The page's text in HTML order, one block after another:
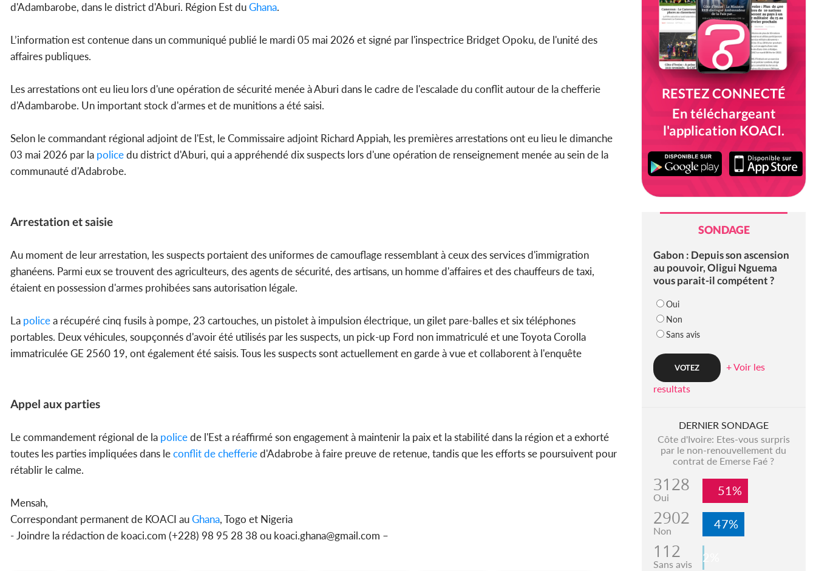
d'Adambarobe, dans le district d'Aburi. Région Est duGhana.
L’information est contenue dans un communiqué publié le mardi 05 mai 2026 et signé par l'inspectrice Bridget Opoku, de l'unité des
affaires publiques.
Les arrestations ont eu lieu lors d'une opération de sécurité menée à Aburi dans le cadre de l'escalade du conflit autour de la chefferie
d'Adambarobe. Un important stock d'armes et de munitions a été saisi.
Selon le commandant régional adjoint de l'Est, le Commissaire adjoint Richard Appiah, les premières arrestations ont eu lieu le dimanche
03 mai 2026 par la policedu district d'Aburi, qui a appréhendé dix suspects lors d'une opération de renseignement menée au sein de la
communauté d'Adabrobe.
Arrestation et saisie
Au moment de leur arrestation, les suspects portaient des uniformes de camouflage ressemblant à ceux des services d'immigration
ghanéens. Parmi eux se trouvent des agriculteurs, des agents de sécurité, des artisans, un homme d'affaires et des chauffeurs de taxi,
étaient en possession d'armes prohibées sans autorisation légale.
La policea récupéré cinq fusils à pompe, 23 cartouches, un pistolet à impulsion électrique, un gilet pare-balles et six téléphones
portables. Deux véhicules, soupçonnés d'avoir été utilisés par les suspects, un pick-up Ford non immatriculé et une Toyota Corolla
immatriculée GE 2560 19, ont également été saisis. Tous les suspects sont actuellement en garde à vue et collaborent à l'enquête
Appel aux parties
Le commandement régional de la policede l'Est a réaffirmé son engagement à maintenir la paix et la stabilité dans la région et a exhorté
toutes les parties impliquées dans leconflit de chefferied'Adabrobe à faire preuve de retenue, tandis que les efforts se poursuivent pour
rétablir le calme.
Mensah,
Correspondant permanent de KOACI auGhana, Togo et Nigeria
- Joindre la rédaction de koaci.com (+228) 98 95 28 38 ou koaci.ghana@gmail.com –
RESTEZ CONNECTÉ
En téléchargeant
l'application KOACI.
SONDAGE
Gabon : Depuis son ascension
au pouvoir, Oligui Nguema
vous parait-il compétent ?
Oui
Non
Sans avis
+ Voir les
resultats
DERNIER SONDAGE
Côte d'Ivoire: Etes-vous surpris
par le non-renouvellement du
contrat de Emerse Faé ?
3128
Oui 51%
2902
Non 47%
112
Sans avis 2%